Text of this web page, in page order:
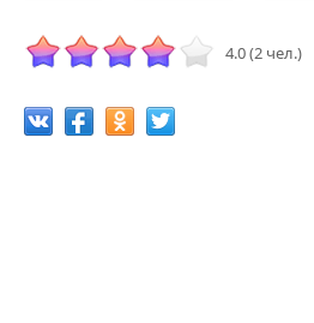
4.0 (2 чел.)